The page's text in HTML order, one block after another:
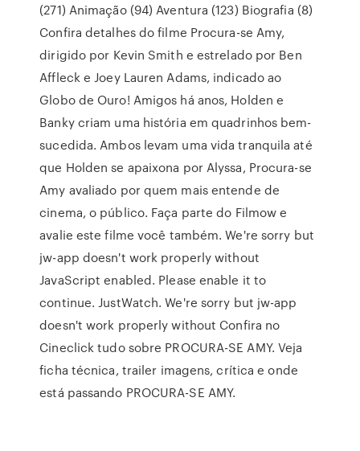
(271) Animação (94) Aventura (123) Biografia (8)
Confira detalhes do filme Procura-se Amy,
dirigido por Kevin Smith e estrelado por Ben
Affleck e Joey Lauren Adams, indicado ao
Globo de Ouro! Amigos há anos, Holden e
Banky criam uma história em quadrinhos bem-
sucedida. Ambos levam uma vida tranquila até
que Holden se apaixona por Alyssa, Procura-se
Amy avaliado por quem mais entende de
cinema, o público. Faça parte do Filmow e
avalie este filme você também. We're sorry but
jw-app doesn't work properly without
JavaScript enabled. Please enable it to
continue. JustWatch. We're sorry but jw-app
doesn't work properly without Confira no
Cineclick tudo sobre PROCURA-SE AMY. Veja
ficha técnica, trailer imagens, crítica e onde
está passando PROCURA-SE AMY.